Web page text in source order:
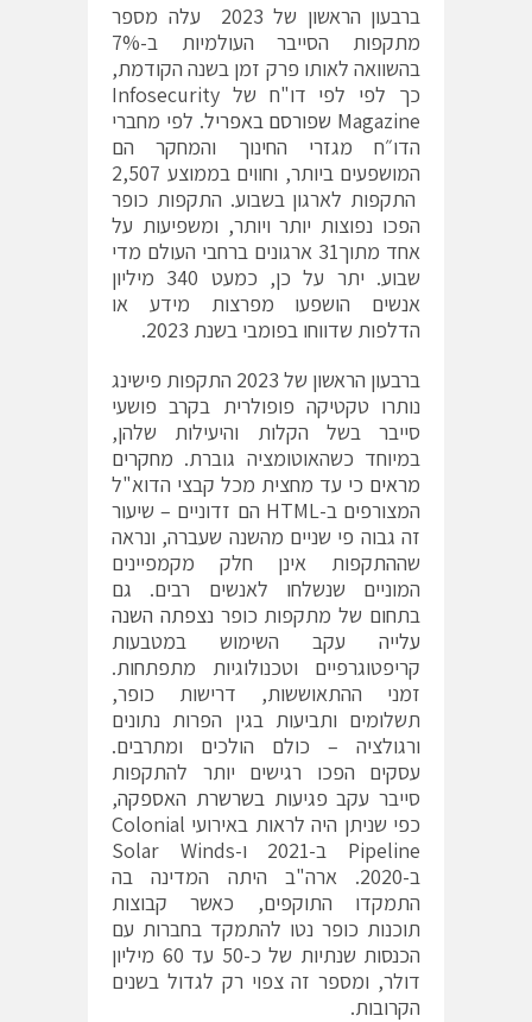
ברבעון הראשון של 2023 עלה מספר
מתקפות הסייבר העולמיות ב-7%
בהשוואה לאותו פרק זמן בשנה הקודמת,
כך לפי לפי דו"ח של Infosecurity
Magazine שפורסם באפריל. לפי מחברי
הדו״ח מגזרי החינוך והמחקר הם
המושפעים ביותר, וחווים בממוצע 2,507
התקפות לארגון בשבוע. התקפות כופר
הפכו נפוצות יותר ויותר, ומשפיעות על
אחד מתוך31 ארגונים ברחבי העולם מדי
שבוע. יתר על כן, כמעט 340 מיליון
אנשים הושפעו מפרצות מידע או
הדלפות שדווחו בפומבי בשנת 2023.
ברבעון הראשון של 2023 התקפות פישינג
נותרו טקטיקה פופולרית בקרב פושעי
סייבר בשל הקלות והיעילות שלהן,
במיוחד כשהאוטומציה גוברת. מחקרים
מראים כי עד מחצית מכל קבצי הדוא"ל
המצורפים ב-HTML הם זדוניים – שיעור
זה גבוה פי שניים מהשנה שעברה, ונראה
שההתקפות אינן חלק מקמפיינים
המוניים שנשלחו לאנשים רבים. גם
בתחום של מתקפות כופר נצפתה השנה
עלייה עקב השימוש במטבעות
קריפטוגרפיים וטכנולוגיות מתפתחות.
זמני ההתאוששות, דרישות כופר,
תשלומים ותביעות בגין הפרות נתונים
ורגולציה – כולם הולכים ומתרבים.
עסקים הפכו רגישים יותר להתקפות
סייבר עקב פגיעותבשרשרת האספקה,
כפי שניתן היה לראות באירועי Colonial
Pipeline ב-2021 ו-Solar Winds
ב-2020. ארה"ב היתה המדינה בה
התמקדו התוקפים, כאשר קבוצות
תוכנות כופר נטו להתמקד בחברות עם
הכנסות שנתיות של כ-50 עד 60 מיליון
דולר, ומספר זה צפוי רק לגדול בשנים
הקרובות.